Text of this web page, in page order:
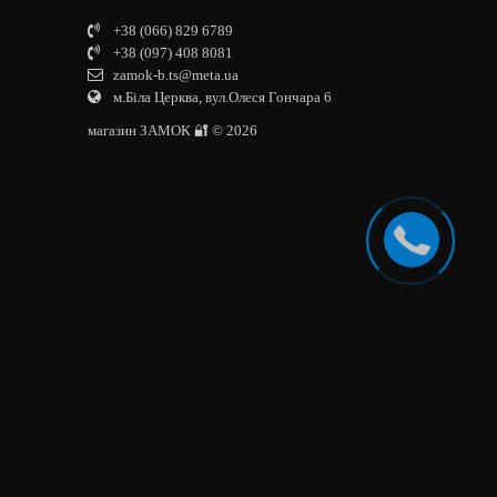
+38 (066) 829 6789
+38 (097) 408 8081
zamok-b.ts@meta.ua
м.Біла Церква, вул.Олеся Гончара 6
магазин ЗАМОК 🔐 © 2026